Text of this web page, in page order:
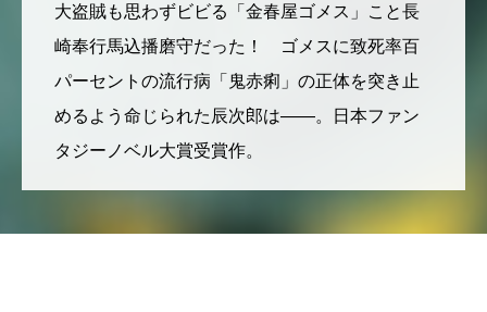
大盗賊も思わずビビる「金春屋ゴメス」こと長
崎奉行馬込播磨守だった！ ゴメスに致死率百
パーセントの流行病「鬼赤痢」の正体を突き止
めるよう命じられた辰次郎は――。日本ファン
タジーノベル大賞受賞作。